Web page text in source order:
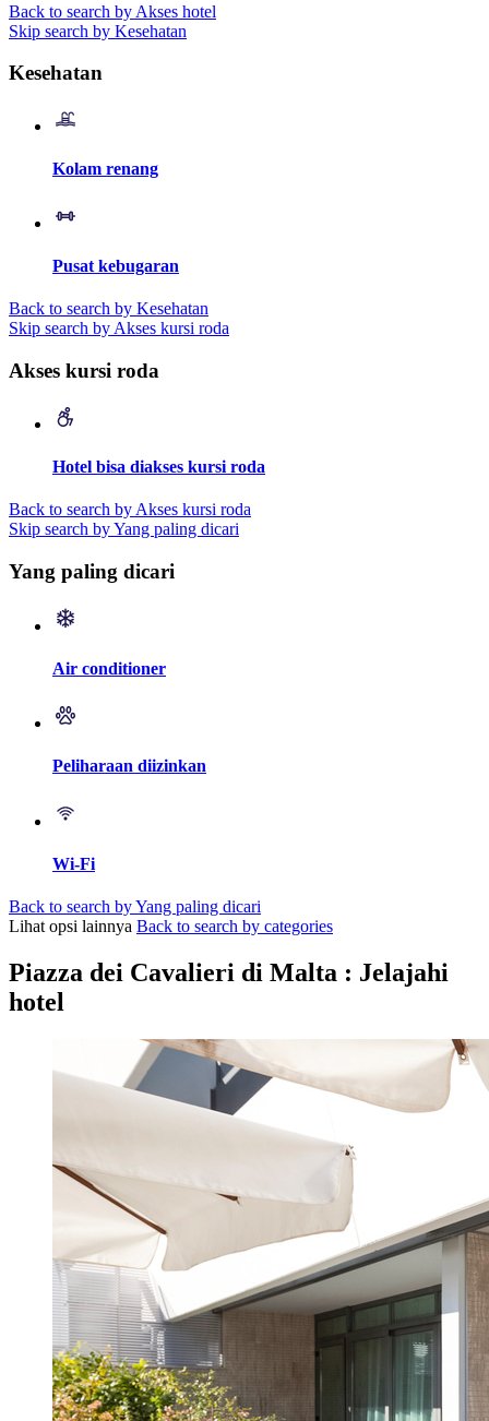
Back to search by Akses hotel
Skip search by Kesehatan
Kesehatan
Kolam renang
Pusat kebugaran
Back to search by Kesehatan
Skip search by Akses kursi roda
Akses kursi roda
Hotel bisa diakses kursi roda
Back to search by Akses kursi roda
Skip search by Yang paling dicari
Yang paling dicari
Air conditioner
Peliharaan diizinkan
Wi-Fi
Back to search by Yang paling dicari
Lihat opsi lainnya Back to search by categories
Piazza dei Cavalieri di Malta : Jelajahi
hotel